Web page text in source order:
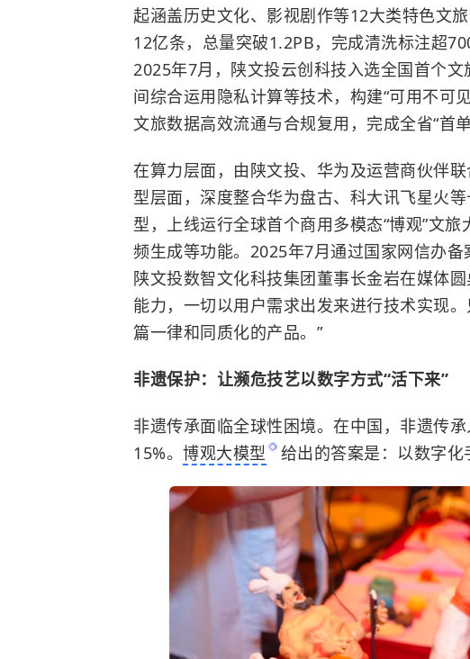
起涵盖历史文化、影视剧作等12大类特色文
12亿条，总量突破1.2PB，完成清洗标注超
2025年7月，陕文投云创科技入选全国首个
间综合运用隐私计算等技术，构建“可用不可
文旅数据高效流通与合规复用，完成全省“首
在算力层面，由陕文投、华为及运营商伙伴
型层面，深度整合华为盘古、科大讯飞星火
型，上线运行全球首个商用多模态“博观”文
频生成等功能。2025年7月通过国家网信办备
陕文投数智文化科技集团董事长金岩在媒体
能力，一切以用户需求出发来进行技术实现
篇一律和同质化的产品。”
非遗保护：让濒危技艺以数字方式“活下来”
非遗传承面临全球性困境。在中国，非遗传
15%。 博观大模型 给出的答案是：以数字化